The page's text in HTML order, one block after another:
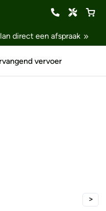
direct een afspraak
vervoer